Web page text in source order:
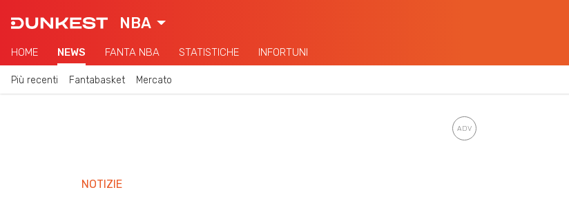
NBA
HOME NEWS FANTA NBA STATISTICHE INFORTUNI
Più recenti Fantabasket Mercato
NOTIZIE